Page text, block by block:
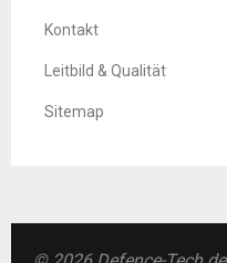
Kontakt
Leitbild & Qualität
Sitemap